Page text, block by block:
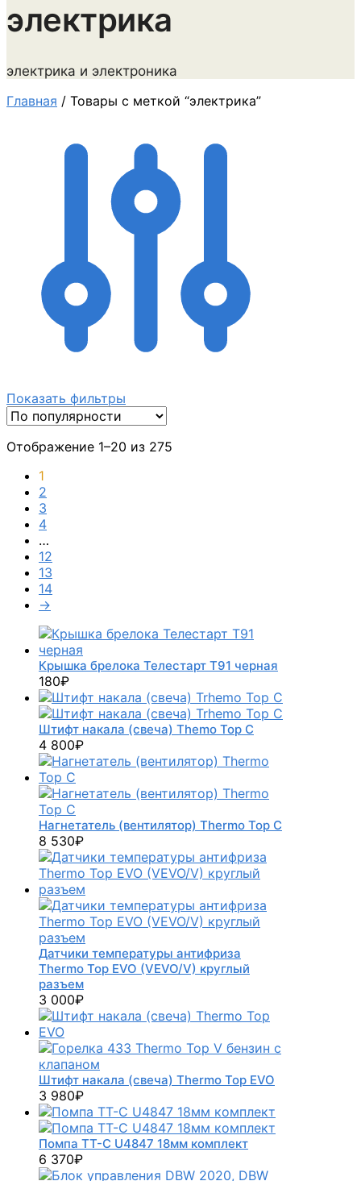
электрика
электрика и электроника
Главная / Товары с меткой “электрика”
Показать фильтры
Отображение 1–20 из 275
1
2
3
4
…
12
13
14
→
Крышка брелока Телестарт Т91 черная
180₽
Штифт накала (свеча) Themo Top C
4 800₽
Нагнетатель (вентилятор) Thermo Top C
8 530₽
Датчики температуры антифриза
Thermo Top EVO (VEVO/V) круглый
разъем
3 000₽
Штифт накала (свеча) Thermo Top EVO
3 980₽
Помпа TT-C U4847 18мм комплект
6 370₽